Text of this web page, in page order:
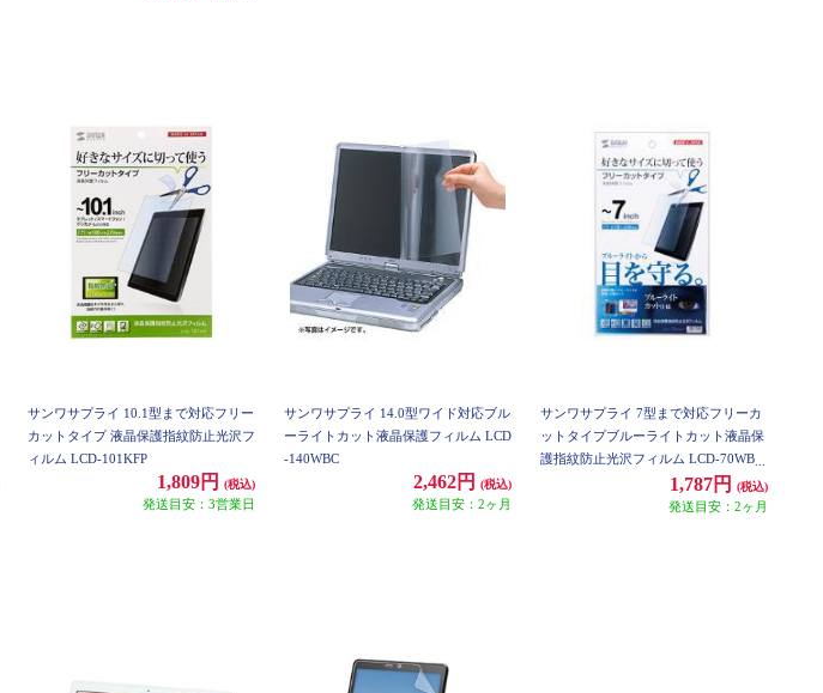
サンワサプライ 10.1型まで対応フリー
カットタイプ 液晶保護指紋防止光沢フ
ィルム LCD-101KFP
1,809円 (税込)
発送目安：3営業日
サンワサプライ 14.0型ワイド対応ブル
ーライトカット液晶保護フィルム LCD
-140WBC
2,462円 (税込)
発送目安：2ヶ月
サンワサプライ 7型まで対応フリーカ
ットタイプブルーライトカット液晶保
護指紋防止光沢フィルム LCD-70WBC
1,787円 (税込)
発送目安：2ヶ月